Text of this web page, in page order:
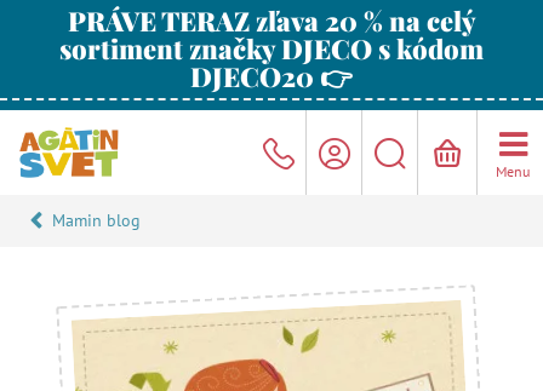
PRÁVE TERAZ zľava 20 % na celý
sortiment značky DJECO s kódom
DJECO20 👉
Menu
Mamin blog